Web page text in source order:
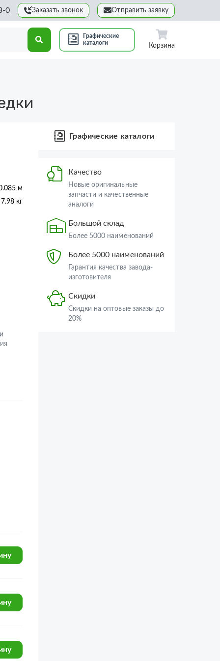
0 Заказать звонок Отправить заявку
Графические
каталоги
Корзина
м
7.98 кг
Графические каталоги
Качество
Новые оригинальные
запчасти и качественные
аналоги
Большой склад
Более 5000 наименований
Более 5000 наименований
Гарантия качества завода-
изготовителя
Скидки
Скидки на оптовые заказы до
20%